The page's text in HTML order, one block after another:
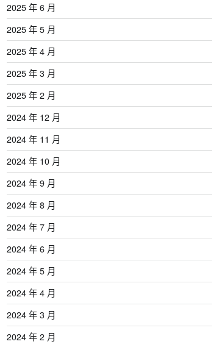
2025 年 6 月
2025 年 5 月
2025 年 4 月
2025 年 3 月
2025 年 2 月
2024 年 12 月
2024 年 11 月
2024 年 10 月
2024 年 9 月
2024 年 8 月
2024 年 7 月
2024 年 6 月
2024 年 5 月
2024 年 4 月
2024 年 3 月
2024 年 2 月